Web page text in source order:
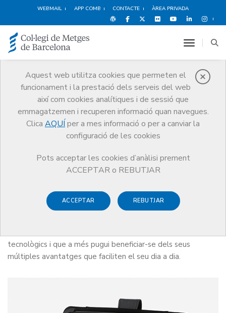
WEBMAIL APP COMB CONTACTE ÀREA PRIVADA
Aquest web utilitza cookies que permeten el
funcionament i la prestació dels serveis del web
així com cookies analítiques i de sessió que
emmagatzemen i recuperen informació quan navegues.
Clica AQUÍ per a mes informació o per a canviar la
configuració de les cookies
Pots acceptar les cookies d’anàlisi prement
ACCEPTAR o REBUTJAR
ACCEPTAR REBUTJAR
toggle
Protecció social
Salut i benestar del metge Protecció social
Nova iniciativa del PPS:
tablet Bleta
tecnològics i que a més pugui beneficiar-se dels seus
múltiples avantatges que faciliten el seu dia a dia.